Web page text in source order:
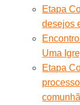
Etapa
desejos
Uma
Etapa